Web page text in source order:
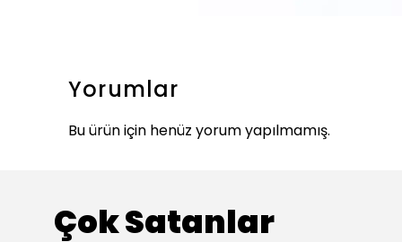
Yorumlar
Bu ürün için henüz yorum yapılmamış.
Çok Satanlar